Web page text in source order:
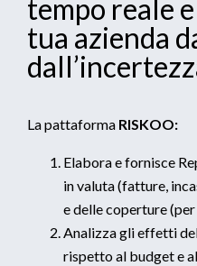
tempo reale
tua azienda
La pattaforma RISKOO:
Elabora e fornisce
in valuta (fatture,
e delle coperture
Analizza gli effetti
rispetto al budget e